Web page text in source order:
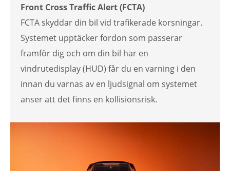
Front Cross Traffic Alert (FCTA)
FCTA skyddar din bil vid trafikerade korsningar.
Systemet upptäcker fordon som passerar
framför dig och om din bil har en
vindrutedisplay (HUD) får du en varning i den
innan du varnas av en ljudsignal om systemet
anser att det finns en kollisionsrisk.